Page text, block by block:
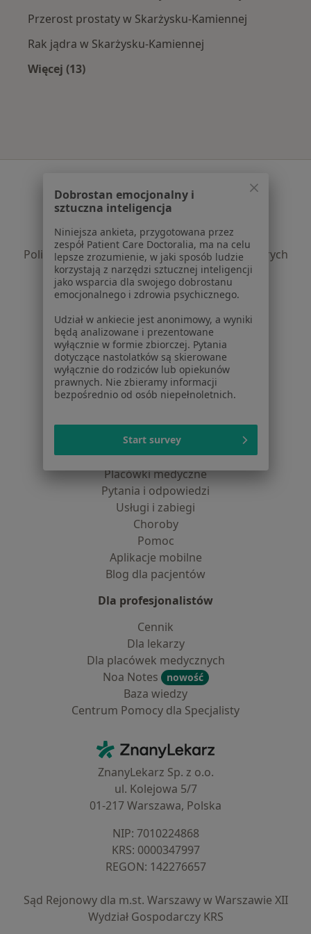
Przerost prostaty w Skarżysku-Kamiennej
Rak jądra w Skarżysku-Kamiennej
Więcej (13)
Regulamin
Polityka prywatności profesjonalistów
Polityka prywatności dla profesjonalistów, których
dane pozyskaliśmy samodzielnie
Polityka cookies
Jak działają wyniki wyszukiwania
Dostępność
O nas
Praca Rekrutujemy!
Partnerzy
Centrum prasowe
Kontakt
Lekarze
Placówki medyczne
Pytania i odpowiedzi
Usługi i zabiegi
Choroby
Pomoc
Aplikacje mobilne
Blog dla pacjentów
Dla profesjonalistów
Cennik
Dla lekarzy
Dla placówek medycznych
Noa Notes
nowość
Baza wiedzy
Centrum Pomocy dla Specjalisty
ZnanyLekarz - Strona główna
ZnanyLekarz Sp. z o.o.
ul. Kolejowa 5/7
01-217 Warszawa, Polska
NIP: ⁠7010224868
KRS: ⁠0000347997
REGON: ⁠142276657
Sąd Rejonowy dla m.st. Warszawy w Warszawie XII
Wydział Gospodarczy KRS
Dobrostan emocjonalny i
sztuczna inteligencja
Niniejsza ankieta, przygotowana przez
zespół Patient Care Doctoralia, ma na celu
lepsze zrozumienie, w jaki sposób ludzie
korzystają z narzędzi sztucznej inteligencji
jako wsparcia dla swojego dobrostanu
emocjonalnego i zdrowia psychicznego.
Udział w ankiecie jest anonimowy, a wyniki
będą analizowane i prezentowane
wyłącznie w formie zbiorczej. Pytania
dotyczące nastolatków są skierowane
wyłącznie do rodziców lub opiekunów
prawnych. Nie zbieramy informacji
bezpośrednio od osób niepełnoletnich.
Start survey